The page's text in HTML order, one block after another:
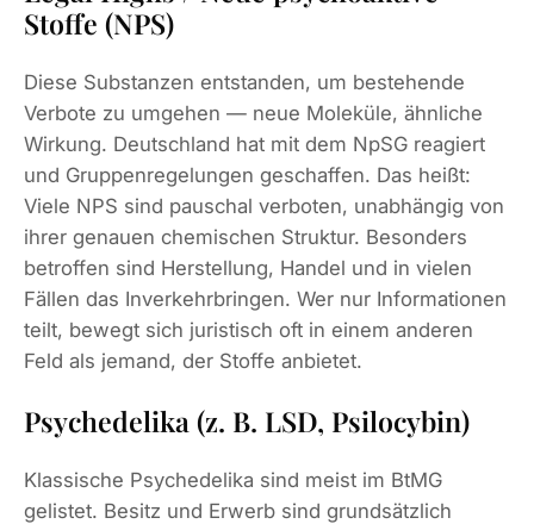
Stoffe (NPS)
Diese Substanzen entstanden, um bestehende
Verbote zu umgehen — neue Moleküle, ähnliche
Wirkung. Deutschland hat mit dem NpSG reagiert
und Gruppenregelungen geschaffen. Das heißt:
Viele NPS sind pauschal verboten, unabhängig von
ihrer genauen chemischen Struktur. Besonders
betroffen sind Herstellung, Handel und in vielen
Fällen das Inverkehrbringen. Wer nur Informationen
teilt, bewegt sich juristisch oft in einem anderen
Feld als jemand, der Stoffe anbietet.
Psychedelika (z. B. LSD, Psilocybin)
Klassische Psychedelika sind meist im BtMG
gelistet. Besitz und Erwerb sind grundsätzlich